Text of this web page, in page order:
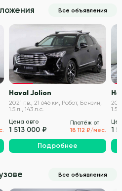
Все объявления
VIN проверен
Haval Jolion
2021 г.в., 21 646 км, Робот, Бензин,
1.5 л., 143 л.с.
Цена авто
1 513 000 ₽
Платёж от
18 112 ₽/мес.
Подробнее
1.5
1
Все объявления